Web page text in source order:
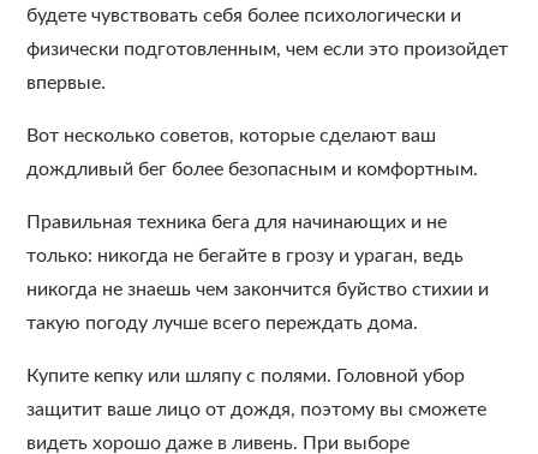
будете чувствовать себя более психологически и
физически подготовленным, чем если это произойдет
впервые.
Вот несколько советов, которые сделают ваш
дождливый бег более безопасным и комфортным.
Правильная техника бега для начинающих и не
только: никогда не бегайте в грозу и ураган, ведь
никогда не знаешь чем закончится буйство стихии и
такую погоду лучше всего переждать дома.
Купите кепку или шляпу с полями. Головной убор
защитит ваше лицо от дождя, поэтому вы сможете
видеть хорошо даже в ливень. При выборе